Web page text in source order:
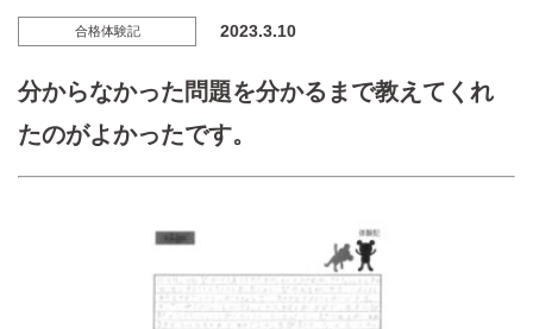
合格体験記 2023.3.10
分からなかった問題を分かるまで教えてくれ
たのがよかったです。